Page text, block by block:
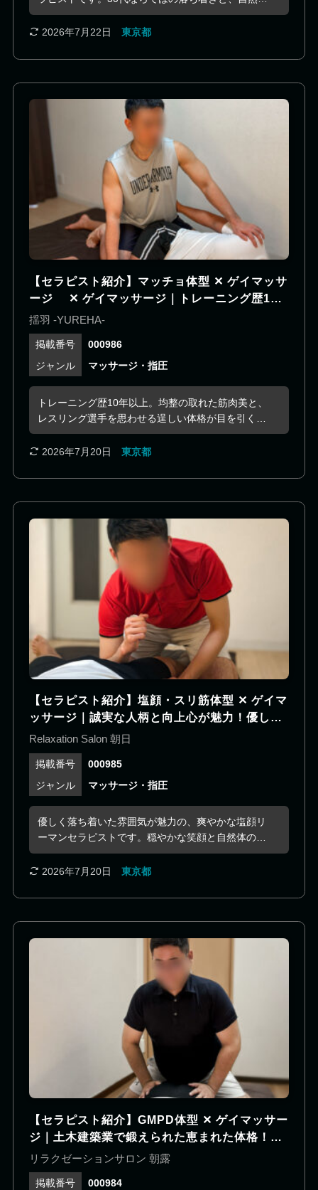
こぼれる柔らかな笑顔が心地よく、初めての方でも
安心してお過ごしいただけます。 長年の接客業で培
その日のコンディションを丁寧に汲み取りながら、
落ち着いた大人の空間で、心も身体もゆっくりと癒
やされる特別なひとときをご体感ください。
2026年7月22日 東京都
【セラピスト紹介】マッチョ体型 ✕ ゲイマッサ
ージ ✕ ゲイマッサージ｜トレーニング歴10
年以上の鍛え抜かれた筋肉美！マッチョ系リー
マンセラピスト！
揺羽 -YUREHA-
000986
マッサージ・指圧
トレーニング歴10年以上。均整の取れた筋肉美と、
レスリング選手を思わせる逞しい体格が目を引く、
マッチョ系リーマンセラピストです。広い胸板や厚
い肩まわり、力強い下半身など、鍛え抜かれた肉体
見た目とは対照的に、物腰は柔らかく誠実で、初め
ない心地よい圧とリズムで全身を丁寧にケア。包み
込まれるような安心感と深いリラクゼーションをご
体感いただけます。 たくましい身体と優しい人柄、
その両方に癒やされたい方におすすめしたいセラピ
2026年7月20日 東京都
【セラピスト紹介】塩顔・スリ筋体型 ✕ ゲイマ
ッサージ｜誠実な人柄と向上心が魅力！優しく
聞き上手なリーマセラピスト！
Relaxation Salon 朝日
000985
マッサージ・指圧
優しく落ち着いた雰囲気が魅力の、爽やかな塩顔リ
ーマンセラピストです。穏やかな笑顔と自然体の人
柄が心地よく、初めての方でも安心してお過ごしい
ただけます。 「多くの人を癒やしたい」という想い
ど、心身の健康につながる知識も日々学び続けてい
丁寧にほぐし、深いリラクゼーションへと導いてく
れます。 相談援助の資格を活かした傾聴力にも定評
があり、身体だけでなく心まで軽くなるような癒や
しの時間をご体感ください。
2026年7月20日 東京都
【セラピスト紹介】GMPD体型 ✕ ゲイマッサー
ジ｜土木建築業で鍛えられた恵まれた体格！穏
やかなGMPDセラピスト！
リラクゼーションサロン 朝露
000984